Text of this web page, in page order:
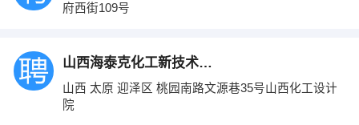
府西街109号
山西海泰克化工新技术有限公司
山西 太原 迎泽区 桃园南路文源巷35号山西化工设计
院